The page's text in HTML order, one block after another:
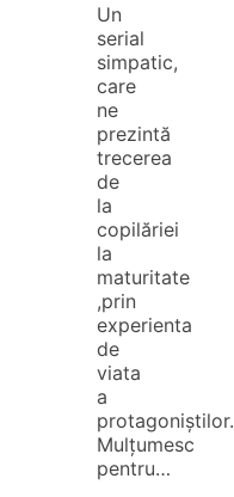
Un
serial
simpatic,
care
ne
prezintă
trecerea
de
la
copilăriei
la
maturitate
,prin
experienta
de
viata
a
protagoniștilor.
Mulțumesc
pentru…